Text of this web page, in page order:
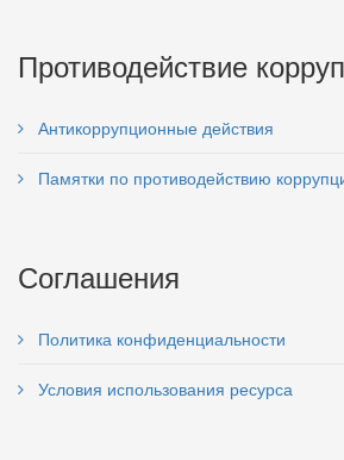
Противодействие
Антикоррупционные действия
Памятки по противодействию
Соглашения
Политика конфиденциальности
Условия использования ресурса